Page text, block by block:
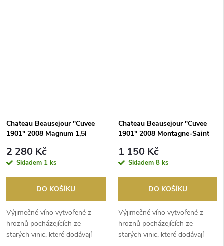
Cabernet Franc, kter...
červených...
Chateau Beausejour "Cuvee
1901" 2008 Magnum 1,5l
2 280 Kč
Skladem 1 ks
DO KOŠÍKU
Výjimečné víno vytvořené z
hroznů pocházejících ze
starých vinic, které dodávají
Chateau Beausejour "Cuvee
1901" 2008 Montagne-Saint
1 150 Kč
Skladem 8 ks
DO KOŠÍKU
Výjimečné víno vytvořené z
hroznů pocházejících ze
starých vinic, které dodávají